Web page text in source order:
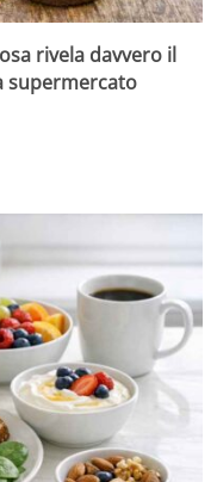
rivela davvero il
supermercato